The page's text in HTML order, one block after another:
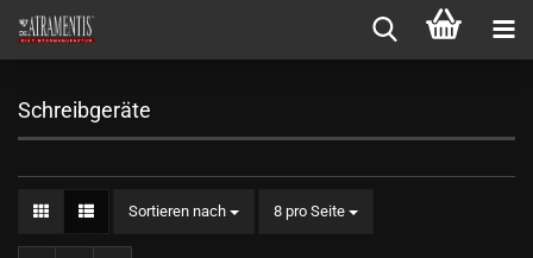
Schreibgeräte
Sortieren nach
Sortieren nach 8 pro Seite
pro Seite